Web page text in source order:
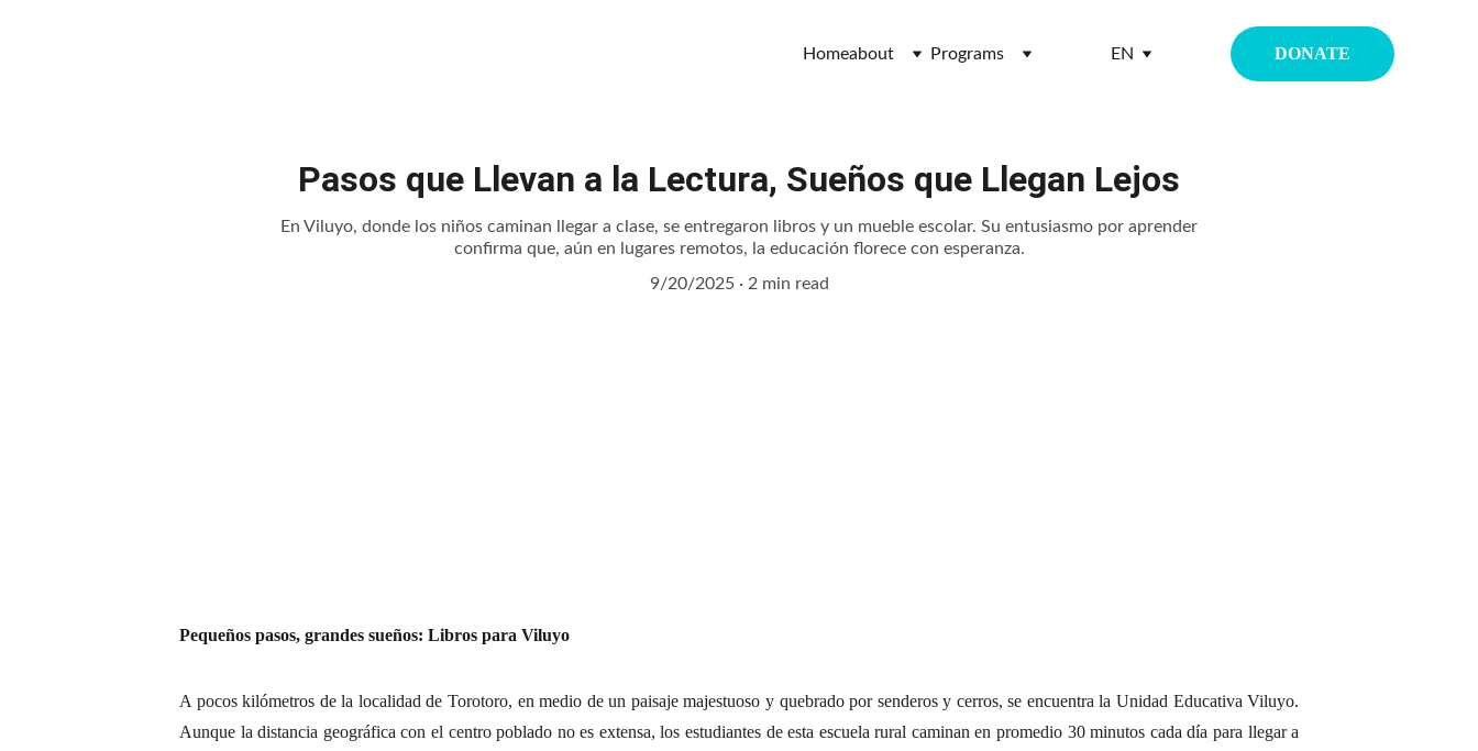
Homeabout Programs EN DONATE
Pasos que Llevan a la Lectura, Sueños que Llegan Lejos
En Viluyo, donde los niños caminan llegar a clase, se entregaron libros y un mueble escolar. Su entusiasmo por aprender
confirma que, aún en lugares remotos, la educación florece con esperanza.
9/20/2025
2 min read
Pequeños pasos, grandes sueños: Libros para Viluyo
A pocos kilómetros de la localidad de Torotoro, en medio de un paisaje majestuoso y quebrado por senderos y cerros, se encuentra la Unidad Educativa Viluyo.
Aunque la distancia geográfica con el centro poblado no es extensa, los estudiantes de esta escuela rural caminan en promedio 30 minutos cada día para llegar a